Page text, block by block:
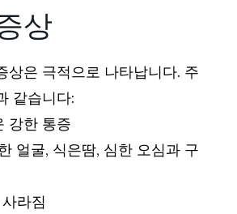
상
상은 극적으로 나타납니다. 주
같습니다:
강한 통증
얼굴, 식은땀, 심한 오심과 구
라짐